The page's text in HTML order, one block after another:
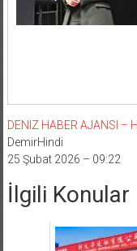
DENIZ HABER AJANSI –
DemirHindi
25 Şubat 2026 – 09:22
İlgili Konular